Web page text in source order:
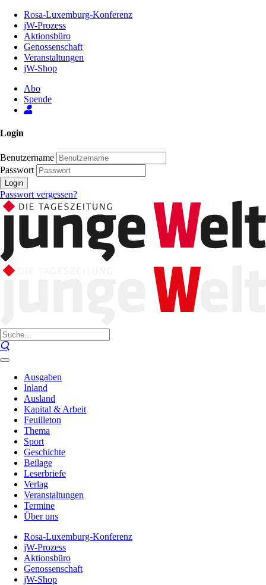
Inhalt
Seite
Rosa-Luxemburg-Konferenz
jW-Prozess
Aktionsbüro
Genossenschaft
Veranstaltungen
jW-Shop
Abo
Spende
Login
Benutzername
Passwort
Login
Passwort vergessen?
Ausgaben
Inland
Ausland
Kapital & Arbeit
Feuilleton
Thema
Sport
Geschichte
Beilage
Leserbriefe
Verlag
Veranstaltungen
Termine
Über uns
Rosa-Luxemburg-Konferenz
jW-Prozess
Aktionsbüro
Genossenschaft
jW-Shop